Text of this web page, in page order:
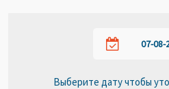
Выберите дату чтобы